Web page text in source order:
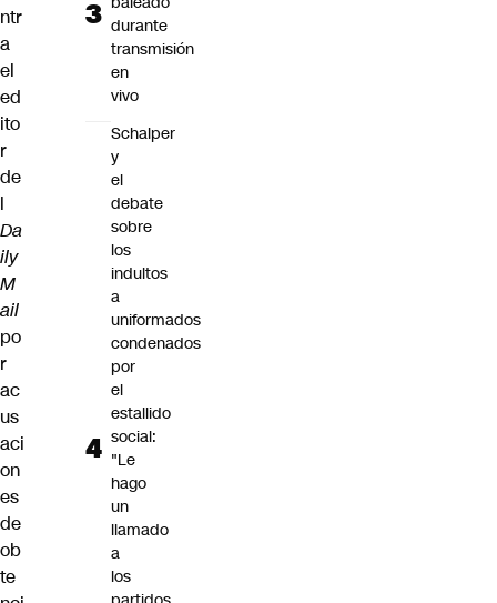
ntr
a
el
ed
ito
r
de
l
Da
ily
M
ail
po
r
ac
us
aci
on
es
de
ob
te
durante
transmisión
en
vivo
Schalper
y
el
debate
sobre
los
indultos
a
uniformados
condenados
por
el
estallido
social:
"Le
hago
un
llamado
a
los